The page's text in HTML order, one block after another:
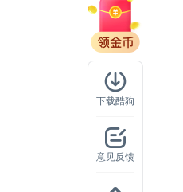
下载酷狗
意见反馈